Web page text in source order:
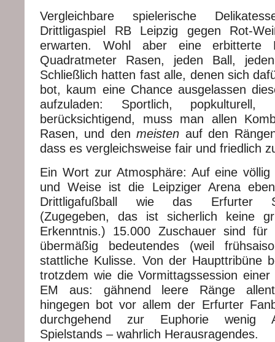
Vergleichbare spielerische
Drittligaspiel RB Leipzig gegen Rot-
erwarten. Wohl aber eine erbitterte
Quadratmeter Rasen, jeden Ball,
Schließlich hatten fast alle, denen sich
bot, kaum eine Chance ausgelassen
aufzuladen: Sportlich, popkulturell,
berücksichtigend, muss man allen
Rasen, und denmeisten auf den
dass es vergleichsweise fair und friedlich
Ein Wort zur Atmosphäre: Auf eine völlig
und Weise ist die Leipziger Arena
Drittligafußball wie das Erfurter
(Zugegeben, das ist sicherlich keine
Erkenntnis.) 15.000 Zuschauer sind
übermäßig bedeutendes (weil
stattliche Kulisse. Von der Haupttribüne
trotzdem wie die Vormittagssession einer
EM aus: gähnend leere Ränge
hingegen bot vor allem der Erfurter
durchgehend zur Euphorie wenig
Spielstands – wahrlich Herausragendes.